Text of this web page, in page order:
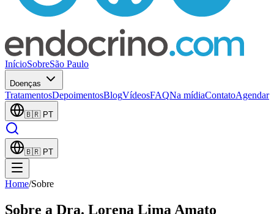
InícioSobreSão Paulo
Doenças
TratamentosDepoimentosBlogVídeosFAQNa mídiaContatoAgendar
🇧🇷 PT
🇧🇷 PT
Home/Sobre
Sobre a Dra. Lorena Lima Amato